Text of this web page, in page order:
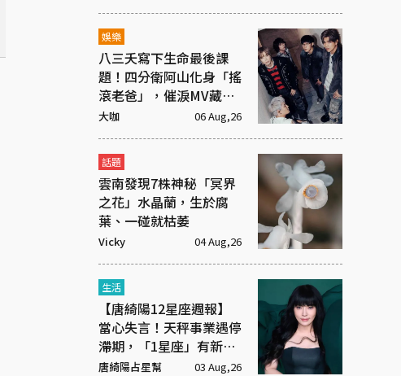
娛樂
八三夭寫下生命最後課
題！四分衛阿山化身「搖
滾老爸」，催淚MV藏大
洋蔥
大咖 06 Aug,26
話題
雲南發現7株神秘「冥界
之花」水晶蘭，生於腐
葉、一碰就枯萎
Vicky 04 Aug,26
生活
【唐綺陽12星座週報】
當心失言！天秤事業遇停
滯期，「1星座」有新戀
情
唐綺陽占星幫 03 Aug,26